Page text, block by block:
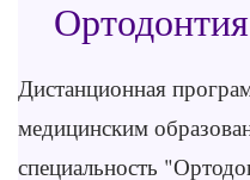
Ортодонтия
Дистанционная
медицинским
специальность